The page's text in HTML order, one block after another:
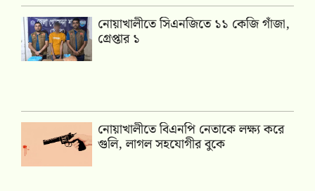
নোয়াখালীতে সিএনজিতে ১১ কেজি গাঁজা,
গ্রেপ্তার ১
নোয়াখালীতে বিএনপি নেতাকে লক্ষ্য করে
গুলি, লাগল সহযোগীর বুকে